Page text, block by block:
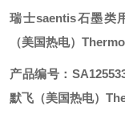
瑞士saentis石墨类
（美国热电）
产品编号：
默飞（美国热电）